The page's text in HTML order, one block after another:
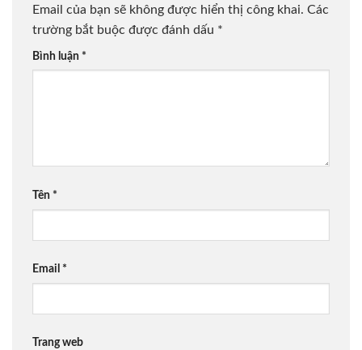
Email của bạn sẽ không được hiển thị công khai. Các
trường bắt buộc được đánh dấu *
Bình luận *
Tên *
Email *
Trang web